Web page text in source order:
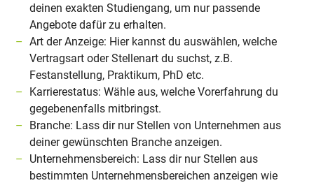
deinen exakten Studiengang, um nur passende
Angebote dafür zu erhalten.
Art der Anzeige: Hier kannst du auswählen, welche
Vertragsart oder Stellenart du suchst, z.B.
Festanstellung, Praktikum, PhD etc.
Karrierestatus: Wähle aus, welche Vorerfahrung du
gegebenenfalls mitbringst.
Branche: Lass dir nur Stellen von Unternehmen aus
deiner gewünschten Branche anzeigen.
Unternehmensbereich: Lass dir nur Stellen aus
bestimmten Unternehmensbereichen anzeigen wie